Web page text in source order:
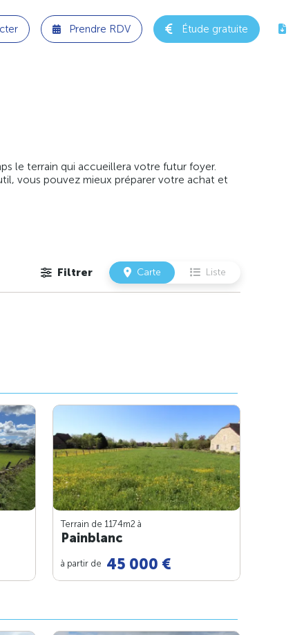
Prendre RDV Étude gratuite
le terrain qui accueillera votre futur foyer.
vous pouvez mieux préparer votre achat et
Filtrer Carte Liste
Terrain de 1174m2 à
Painblanc
à partir de 45 000 €